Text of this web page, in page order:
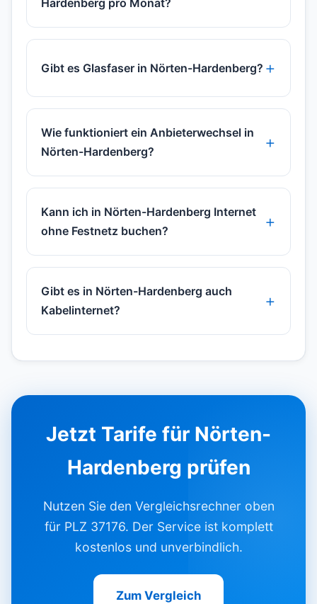
Hardenberg pro Monat?
Gibt es Glasfaser in Nörten-Hardenberg?
Wie funktioniert ein Anbieterwechsel in
Nörten-Hardenberg?
Kann ich in Nörten-Hardenberg Internet
ohne Festnetz buchen?
Gibt es in Nörten-Hardenberg auch
Kabelinternet?
Jetzt Tarife für Nörten-
Hardenberg prüfen
Nutzen Sie den Vergleichsrechner oben
für PLZ 37176. Der Service ist komplett
kostenlos und unverbindlich.
Zum Vergleich